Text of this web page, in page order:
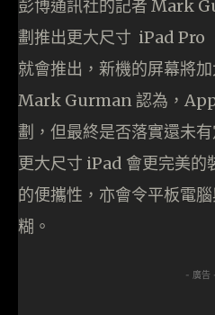
彭博通訊社的記者 Mark
劃推出更大尺寸 iPad Pro
就會推出，新機的屏幕將
Mark Gurman 認為，
劃，但最終是否落實還未
更大尺寸 iPad 會更完美的
的便攜性，亦會令平板電
糊。
- 廣告